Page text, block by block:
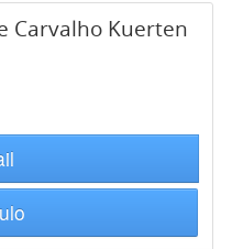
Carvalho Kuerten